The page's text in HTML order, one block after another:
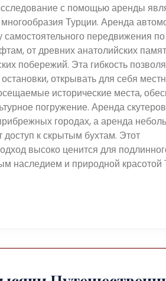
с помощью аренды
Турции. Аренда
самостоятельного передвижения по
от древних анатолийских
побережий. Эта гибкость
открывать для себя
исторические места,
погружение. Аренда скутеров
городах, а аренда
доступ к скрытым бухтам. Этот
высоко ценится для
наследием и природной красотой